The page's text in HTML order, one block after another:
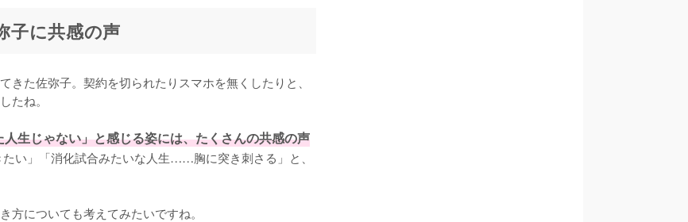
子に共感の声
た佐弥子。契約を切られたりスマホを無くしたりと、
たね。
生じゃない」と感じる姿には、たくさんの共感の声
たい」「消化試合みたいな人生……胸に突き刺さる」と、
方についても考えてみたいですね。